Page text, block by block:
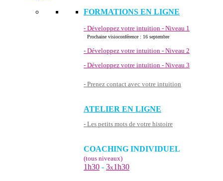
FORMATIONS EN LIGNE
- Développez votre intuition - Niveau 1
Prochaine visioconférence : 16 septembre
- Développez votre intuition - Niveau 2
- Développez votre intuition - Niveau 3
- Prenez contact avec votre intuition
ATELIER EN LIGNE
- Les petits mots de votre histoire
COACHING INDIVIDUEL
(tous niveaux)
1h30 - 3x1h30